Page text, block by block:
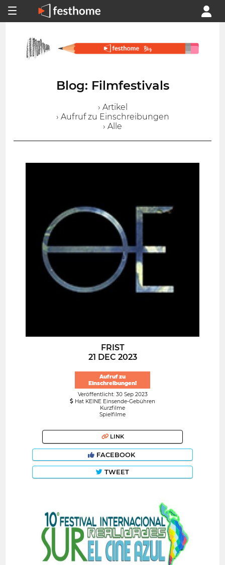
Blog: Filmfestivals
› Artikel
› Aufruf zu Einschreibungen
› Alle
FRIST
21 DEC 2023
Aufruf zu
Einschreibungen!
Veröffentlicht: 30 Sep 2023
Hat KEINE Einsende-Gebühren
Kurzfilme
Spielfilme
LINK
FACEBOOK
TWEET